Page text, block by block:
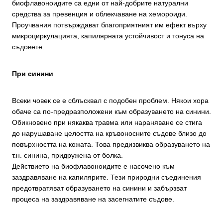
биофлавоноидите са едни от най-добрите натурални
средства за превенция и облекчаване на хемороиди.
Проучвания потвърждават благоприятният им ефект върху
микроциркулацията, капилярната устойчивост и тонуса на
съдовете.
При синини
Всеки човек се е сблъсквал с подобен проблем. Някои хора
обаче са по-предразположени към образуването на синини.
Обикновено при някаква травма или нараняване се стига
до нарушаване целостта на кръвоносните съдове близо до
повърхността на кожата. Това предизвиква образуването на
т.н. синина, придружена от болка.
Действието на биофлавоноидите е насочено към
заздравяване на капилярите. Тези природни съединения
предотвратяват образуването на синини и забързват
процеса на заздравяване на засегнатите съдове.